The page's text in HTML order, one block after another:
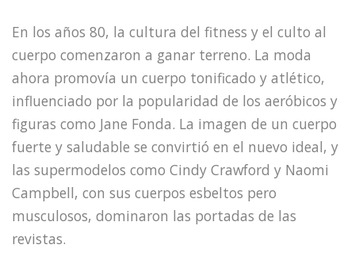
En los años 80, la cultura del fitness y el culto al
cuerpo comenzaron a ganar terreno. La moda
ahora promovía un cuerpo tonificado y atlético,
influenciado por la popularidad de los aeróbicos y
figuras como Jane Fonda. La imagen de un cuerpo
fuerte y saludable se convirtió en el nuevo ideal, y
las supermodelos como Cindy Crawford y Naomi
Campbell, con sus cuerpos esbeltos pero
musculosos, dominaron las portadas de las
revistas.